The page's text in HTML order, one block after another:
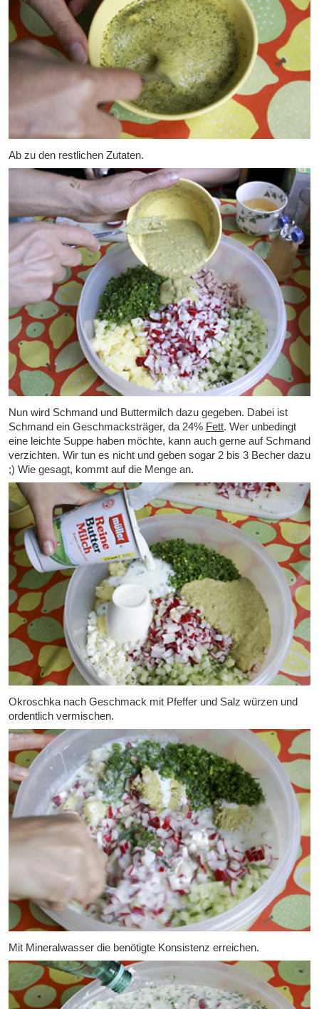
Ab zu den restlichen Zutaten.
Nun wird Schmand und Buttermilch dazu gegeben. Dabei ist
Schmand ein Geschmacksträger, da 24% Fett. Wer unbedingt
eine leichte Suppe haben möchte, kann auch gerne auf Schmand
verzichten. Wir tun es nicht und geben sogar 2 bis 3 Becher dazu
;) Wie gesagt, kommt auf die Menge an.
Okroschka nach Geschmack mit Pfeffer und Salz würzen und
ordentlich vermischen.
Mit Mineralwasser die benötigte Konsistenz erreichen.